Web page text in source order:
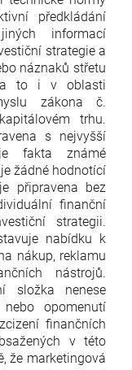
předkládání
informací
strategie a
náznaků střetu
a to i v oblasti
zákona č.
trhu.
s nejvyšší
fakta známé
žádné hodnotící
připravena bez
finanční
strategii.
nabídku k
nákup, reklamu
nástrojů.
složka nenese
opomenutí
finančních
v této
že marketingová